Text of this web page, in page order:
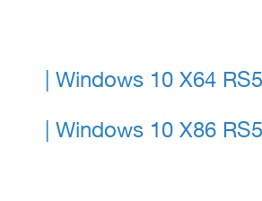
1- كل إصدارات ويندوز 10 RS5 بـكل اللغات | Windows 10 X64 RS5 |
2- كل إصدارات ويندوز 10 RS5 بـكل اللغات | Windows 10 X86 RS5 |